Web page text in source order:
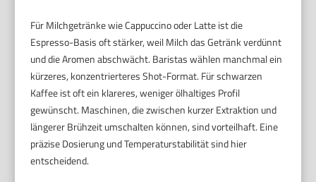
Für Milchgetränke wie Cappuccino oder Latte ist die
Espresso-Basis oft stärker, weil Milch das Getränk verdünnt
und die Aromen abschwächt. Baristas wählen manchmal ein
kürzeres, konzentrierteres Shot-Format. Für schwarzen
Kaffee ist oft ein klareres, weniger ölhaltiges Profil
gewünscht. Maschinen, die zwischen kurzer Extraktion und
längerer Brühzeit umschalten können, sind vorteilhaft. Eine
präzise Dosierung und Temperaturstabilität sind hier
entscheidend.